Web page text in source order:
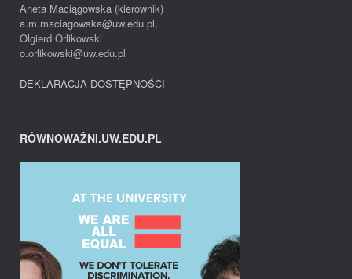
Aneta Maciągowska (kierownik)
a.m.maciagowska@uw.edu.pl,
Olgierd Orlikowski
o.orlikowski@uw.edu.pl
DEKLARACJA DOSTĘPNOŚCI
RÓWNOWAŻNI.UW.EDU.PL